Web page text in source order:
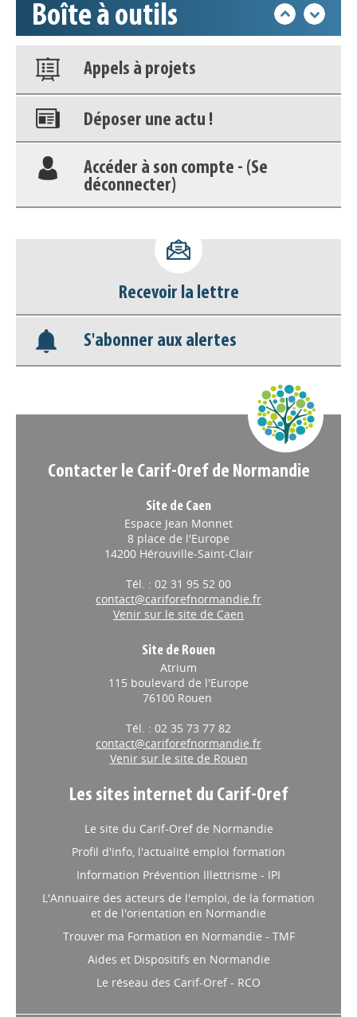
Boîte à outils
Nos veilles Scoop.it
Appels à projets
Déposer une actu !
Accéder à son compte - (Se
déconnecter)
Nos veilles Scoop.it
Appels à projets
Recevoir la lettre
S'abonner aux alertes
Contacter le Carif-Oref de Normandie
Site de Caen
Espace Jean Monnet
8 place de l'Europe
14200 Hérouville-Saint-Clair
Tél. : 02 31 95 52 00
contact@cariforefnormandie.fr
Venir sur le site de Caen
Site de Rouen
Atrium
115 boulevard de l'Europe
76100 Rouen
Tél. : 02 35 73 77 82
contact@cariforefnormandie.fr
Venir sur le site de Rouen
Les sites internet du Carif-Oref
Le site du Carif-Oref de Normandie
Profil d'info, l'actualité emploi formation
Information Prévention Illettrisme - IPI
L'Annuaire des acteurs de l'emploi, de la formation
et de l'orientation en Normandie
Trouver ma Formation en Normandie - TMF
Aides et Dispositifs en Normandie
Le réseau des Carif-Oref - RCO